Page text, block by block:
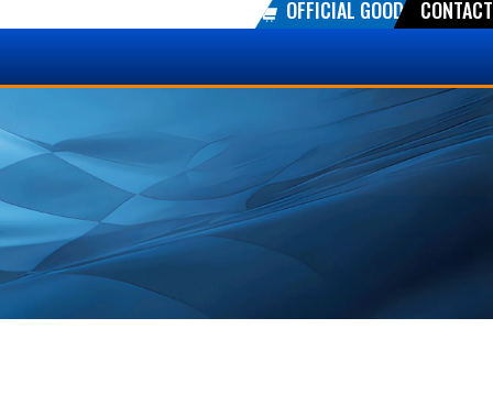
OFFICIAL GOODS CONTACT